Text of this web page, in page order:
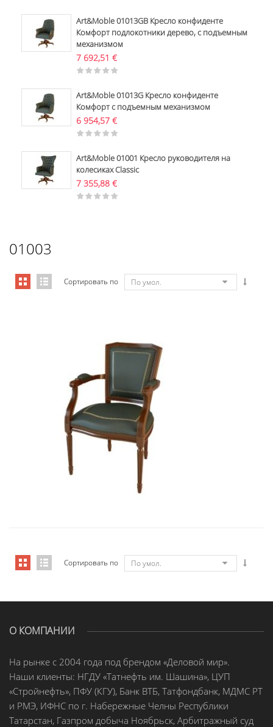
Art&Moble 01013GB Кресло конфиденте
Комфорт подлокотники дерево, с подъемным
механизмом
7 692,51 €
Art&Moble 01013G Кресло конфиденте
Комфорт с подъемным механизмом
6 954,57 €
Art&Moble 01001 Кресло руководителя на
колесиках Classic
7 355,88 €
01003
Сортировать по По умол.
Art&Moble 01003 Кресло неподвиж...
3 411,87
Сортировать по По умол.
О КОМПАНИИ
На рынке с 2004 года под брендом «Деловой мир».
Наши клиенты: НГДУ «Татнефть им. Шашина», ЦУП
«Стройнефть», ПФУ (КГУ), Банк ВТБ, Татфондбанк, МДМС РТ
и РМЭ, ИФНС по г. Набережные Челны Республики
Татарстан, Газпром добыча Ноябрьск, Арбитражный суд